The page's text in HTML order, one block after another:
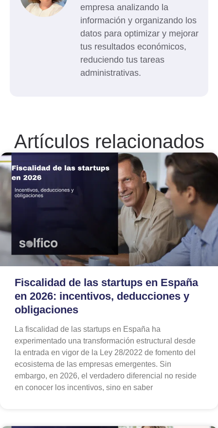
empresa analizando la
información y organizando los
datos para optimizar y mejorar
tus resultados económicos,
reduciendo tus tareas
administrativas.
Artículos relacionados
Fiscalidad de las startups en España
en 2026: incentivos, deducciones y
obligaciones
La fiscalidad de las startups en España ha
experimentado una transformación estructural desde
la entrada en vigor de la Ley 28/2022 de fomento del
ecosistema de las empresas emergentes. Sin
embargo, en 2026, el verdadero diferencial no reside
en conocer los incentivos, sino en saber